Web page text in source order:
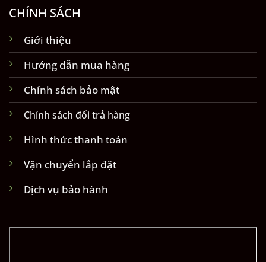
CHÍNH SÁCH
Giới thiệu
Hướng dẫn mua hàng
Chính sách bảo mật
Chính sách đổi trả hàng
Hình thức thanh toán
Vận chuyển lắp đặt
Dịch vụ bảo hành